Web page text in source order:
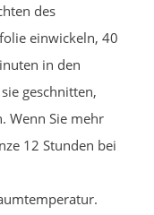
des
einwickeln, 40
in den
geschnitten,
Wenn Sie mehr
12 Stunden bei